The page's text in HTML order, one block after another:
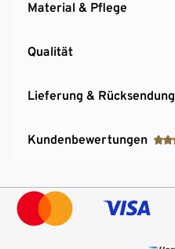
Material & Pflege
Qualität
Lieferung & Rücksendung
Kundenbewertungen